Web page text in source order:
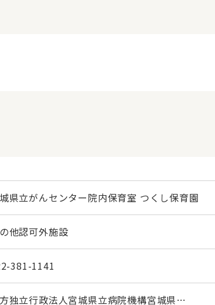
県立がんセンター院内保育室 つくし保育園
他認可外施設
381-1141
独立行政法人宮城県立病院機構宮城県…